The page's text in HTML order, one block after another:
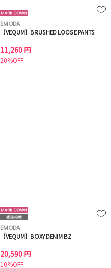
EMODA
【VEQUM】BRUSHED LOOSE PANTS
11,260 円
20%OFF
EMODA
【VEQUM】BOXY DENIM BZ
20,590 円
10%OFF